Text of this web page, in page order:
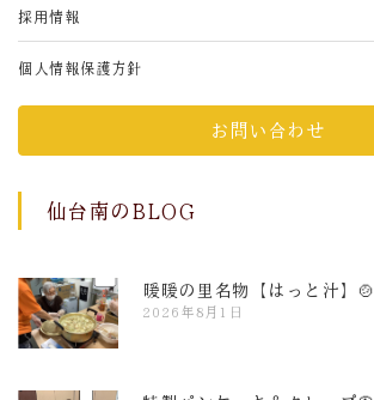
採用情報
個人情報保護方針
お問い合わせ
仙台南のBLOG
暖暖の里名物【はっと汁】🍲
2026年8月1日